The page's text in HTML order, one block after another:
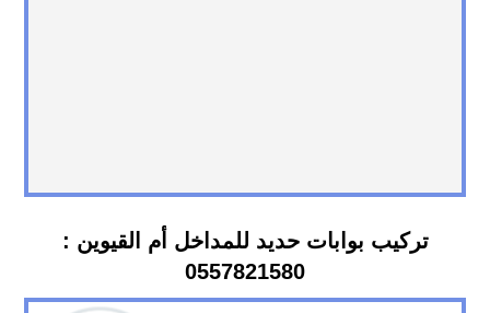
تركيب بوابات حديد للمداخل أم القيوين :
0557821580